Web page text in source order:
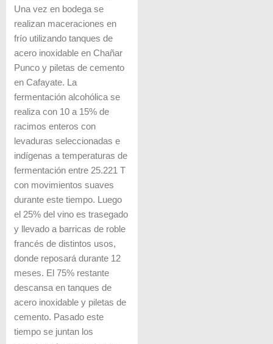
Una vez en bodega se
realizan maceraciones en
frío utilizando tanques de
acero inoxidable en Chañar
Punco y piletas de cemento
en Cafayate. La
fermentación alcohólica se
realiza con 10 a 15% de
racimos enteros con
levaduras seleccionadas e
indígenas a temperaturas de
fermentación entre 25.221 T
con movimientos suaves
durante este tiempo. Luego
el 25% del vino es trasegado
y llevado a barricas de roble
francés de distintos usos,
donde reposará durante 12
meses. El 75% restante
descansa en tanques de
acero inoxidable y piletas de
cemento. Pasado este
tiempo se juntan los